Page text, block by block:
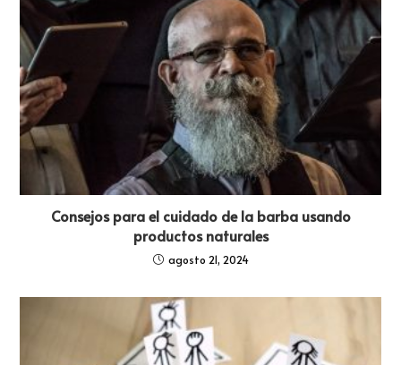
Consejos para el cuidado de la barba usando
productos naturales
agosto 21, 2024